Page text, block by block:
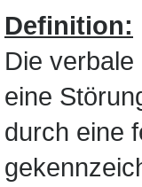
Definition:
Die
eine
durch eine